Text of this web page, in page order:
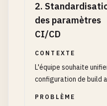
2.
des paramètres
CI/CD
CONTEXTE
L'équipe souhaite
configuration de build
PROBLÈME